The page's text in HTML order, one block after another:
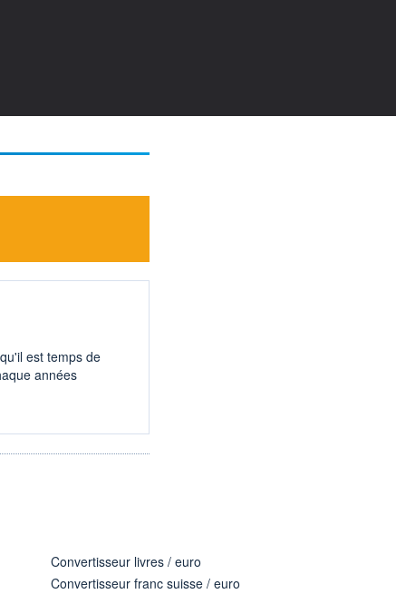
est temps de
années
Convertisseur livres / euro
Convertisseur franc suisse / euro